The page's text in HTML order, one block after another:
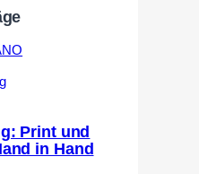
Print und
in Hand